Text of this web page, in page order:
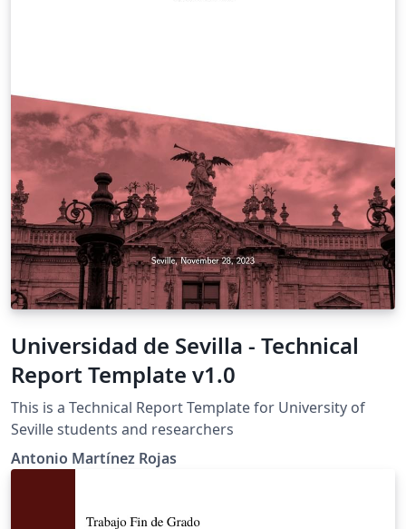
Universidad de Sevilla - Technical
Report Template v1.0
This is a Technical Report Template for University of
Seville students and researchers
Antonio Martínez Rojas